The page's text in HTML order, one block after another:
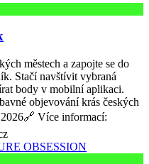
městech a zapojte se do
Stačí navštívit vybraná
body v mobilní aplikaci.
objevování krás českých
Více informací: